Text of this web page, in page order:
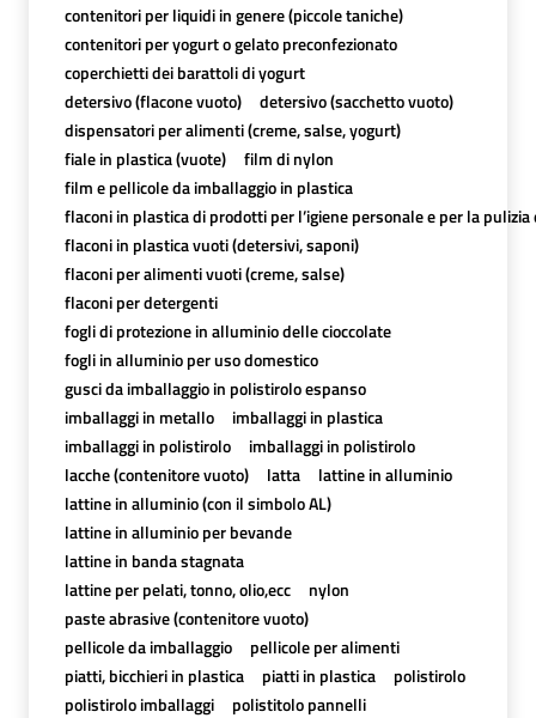
contenitori per liquidi in genere (piccole taniche)
contenitori per yogurt o gelato preconfezionato
coperchietti dei barattoli di yogurt
detersivo (flacone vuoto)
detersivo (sacchetto vuoto)
dispensatori per alimenti (creme, salse, yogurt)
fiale in plastica (vuote)
film di nylon
film e pellicole da imballaggio in plastica
flaconi in plastica di prodotti per l’igiene personale e per la pulizia
flaconi in plastica vuoti (detersivi, saponi)
flaconi per alimenti vuoti (creme, salse)
flaconi per detergenti
fogli di protezione in alluminio delle cioccolate
fogli in alluminio per uso domestico
gusci da imballaggio in polistirolo espanso
imballaggi in metallo
imballaggi in plastica
imballaggi in polistirolo
imballaggi in polistirolo
lacche (contenitore vuoto)
latta
lattine in alluminio
lattine in alluminio (con il simbolo AL)
lattine in alluminio per bevande
lattine in banda stagnata
lattine per pelati, tonno, olio,ecc
nylon
paste abrasive (contenitore vuoto)
pellicole da imballaggio
pellicole per alimenti
piatti, bicchieri in plastica
piatti in plastica
polistirolo
polistirolo imballaggi
polistitolo pannelli